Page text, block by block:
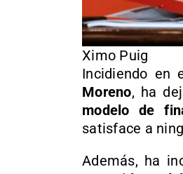
Ximo Puig
Incidiendo en
Moreno, ha
modelo de
satisface a
Además, ha